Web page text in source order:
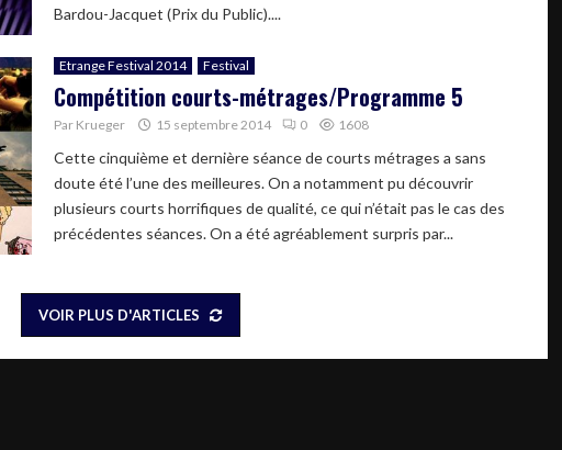
Bardou-Jacquet (Prix du Public)....
Etrange Festival 2014 Festival
Compétition courts-métrages/Programme 5
Par Krueger 15 septembre 2014 0 1608
Cette cinquième et dernière séance de courts métrages a sans
doute été l’une des meilleures. On a notamment pu découvrir
plusieurs courts horrifiques de qualité, ce qui n’était pas le cas des
précédentes séances. On a été agréablement surpris par...
VOIR PLUS D'ARTICLES